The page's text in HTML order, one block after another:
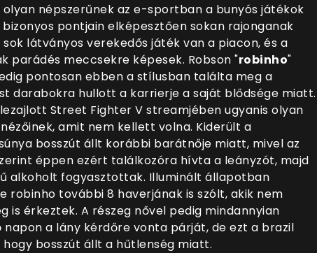
népszerűnek az e-sportban a bunyós játékok
pontjain elképesztően sokan rajonganak
látványos verekedős játék van a piacon, és a
parádés meccsekre képesek. Robson "robinho"
pontosan ebben a stílusban találta meg a
darabokra hullott a karrierje a saját blődsége miatt.
Street Fighter V streamjében ugyanis olyan
amit nem kellett volna. Kiderült a
bosszút állt korábbi barátnője miatt, mivel az
éppen ezért találkozóra hívta a leányzót, majd
alkoholt fogyasztottak. Illuminált állapotban
robinho további 8 haverjának is szólt, akik nem
is érkeztek. A részeg nővel pedig mindannyian
napon a lány kérdőre vonta párját, de ezt a brazil
bosszút állt a hűtlenség miatt.